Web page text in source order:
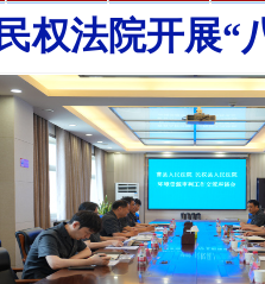
民权法院开展“